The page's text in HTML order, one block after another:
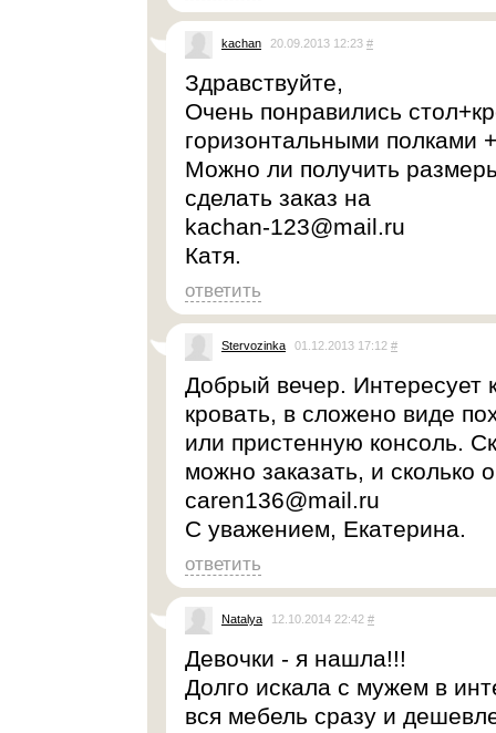
kachan 20.09.2013 12:23 #
Здравствуйте,
Очень понравились
горизонтальными полками
Можно ли получить
сделать заказ на
kachan-123@mail.ru
Катя.
ответить
Stervozinka 01.12.2013 17:12 #
Добрый вечер. Интересует
кровать, в сложено виде
или пристенную консоль.
можно заказать, и сколько
caren136@mail.ru
C уважением, Екатерина.
ответить
Natalya 12.10.2014 22:42 #
Девочки - я нашла!!!
Долго искала с мужем в
вся мебель сразу и